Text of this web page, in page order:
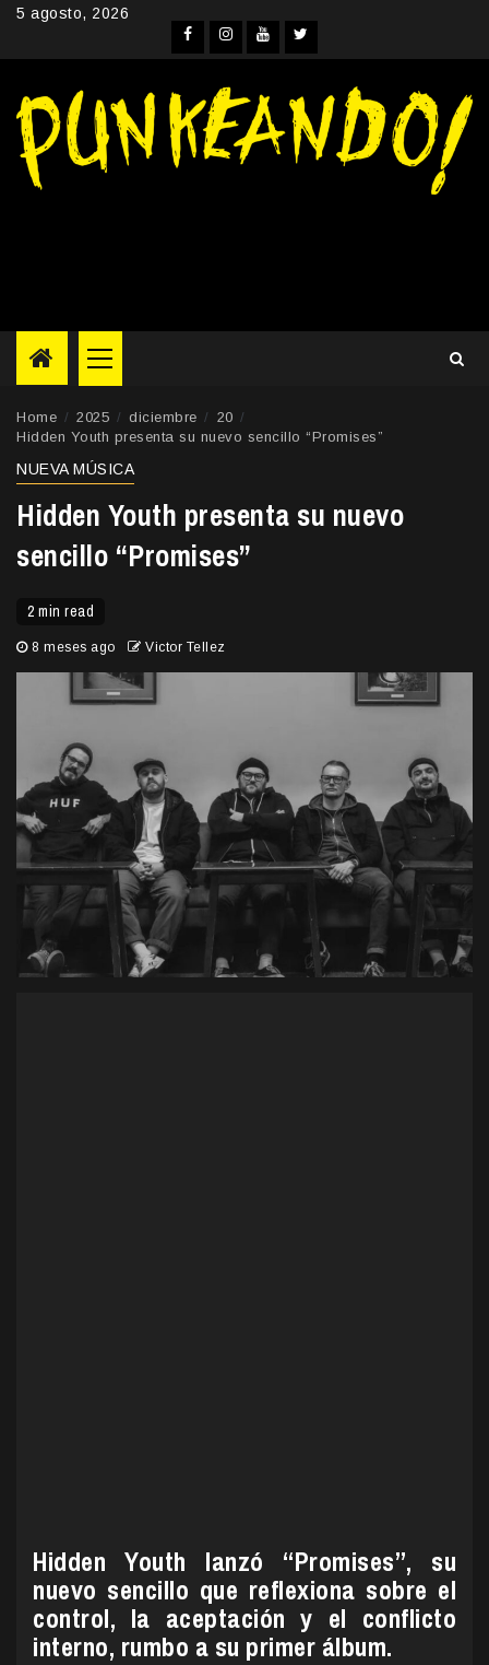
Skip5 agosto, 2026
Facebook
Instagram
YouTube
Twitter
Primary
Menu
Home 2025 diciembre
20
Hidden Youth presenta su nuevo sencillo “Promises”
NUEVA MÚSICA
Hidden Youth presenta su nuevo
sencillo “Promises”
2 min read
8 meses ago Victor Tellez
Hidden Youth lanzó “Promises”, su
nuevo sencillo que reflexiona sobre el
control, la aceptación y el conflicto
interno, rumbo a su primer álbum.